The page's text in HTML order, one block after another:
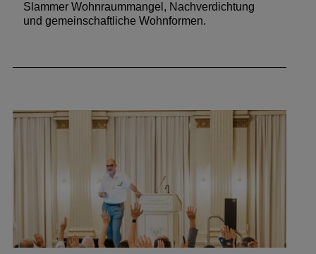
Slammer Wohnraummangel, Nachverdichtung
und gemeinschaftliche Wohnformen.